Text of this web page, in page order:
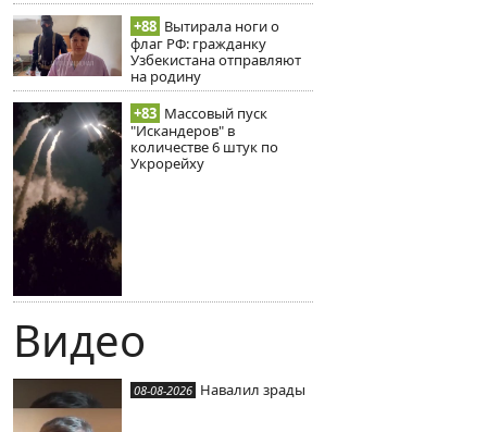
+88 Вытирала ноги о
флаг РФ: гражданку
Узбекистана отправляют
на родину
+83 Массовый пуск
"Искандеров" в
количестве 6 штук по
Укрорейху
Видео
08-08-2026 Навалил зрады